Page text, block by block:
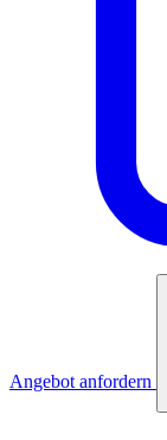
Angebot anfordern